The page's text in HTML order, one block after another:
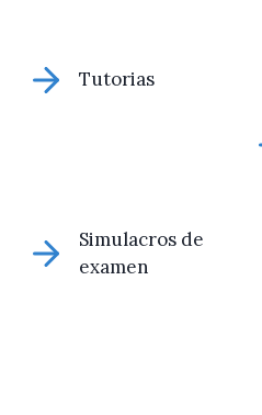
Tutorias
Simulacros de
examen